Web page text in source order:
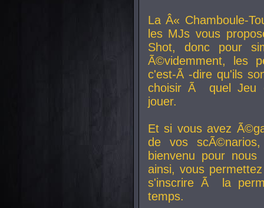
La Â« Chamboule-
les MJs vous
Shot, donc pour
Ã©videmment, les
c'est-Ã -dire qu'ils
choisir Ã quel Jeu
jouer.
Et si vous avez
de vos
bienvenu pour
ainsi, vous
s'inscrire Ã la
temps.